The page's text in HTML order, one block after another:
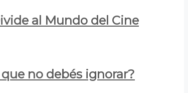
al Mundo del Cine
no debés ignorar?